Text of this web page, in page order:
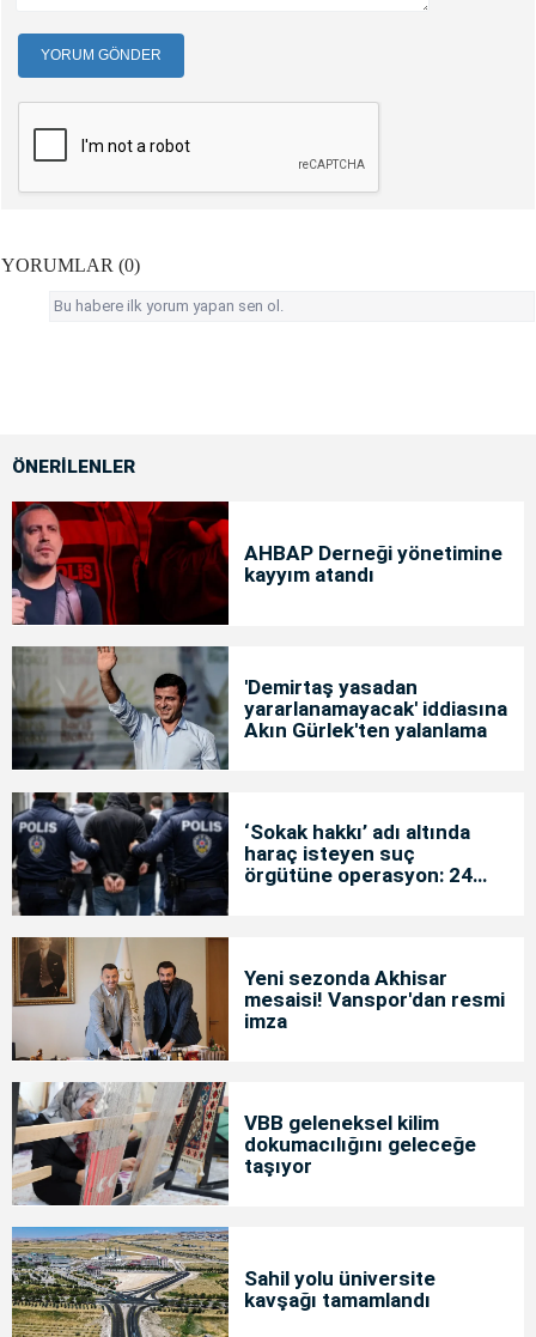
YORUM GÖNDER
YORUMLAR (0)
Bu habere ilk yorum yapan sen ol.
ÖNERİLENLER
AHBAP Derneği yönetimine
kayyım atandı
'Demirtaş yasadan
yararlanamayacak' iddiasına
Akın Gürlek'ten yalanlama
‘Sokak hakkı’ adı altında
haraç isteyen suç
örgütüne operasyon: 24
Yeni sezonda Akhisar
mesaisi! Vanspor'dan resmi
imza
VBB geleneksel kilim
dokumacılığını geleceğe
taşıyor
Sahil yolu üniversite
kavşağı tamamlandı